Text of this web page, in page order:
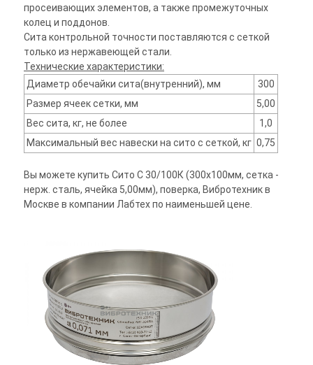
просеивающих элементов, а также промежуточных
колец и поддонов.
Сита контрольной точности поставляются с сеткой
только из нержавеющей стали.
Технические характеристики:
Диаметр обечайки сита(внутренний), мм
300
Размер ячеек сетки, мм
5,00
Вес сита, кг, не более
1,0
Максимальный вес навески на сито с сеткой, кг 0,75
Вы можете купить Сито С 30/100К (300х100мм, сетка -
нерж. сталь, ячейка 5,00мм), поверка, Вибротехник в
Москве в компании Лабтех по наименьшей цене.